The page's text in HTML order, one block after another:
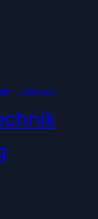
Lichtdesign